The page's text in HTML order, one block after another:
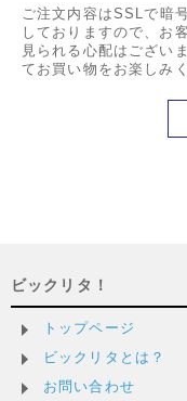
ご注文内容はSSLで暗
しておりますので、お
見られる心配はござい
てお買い物をお楽しみ
ビックリタ！
トップページ
ビックリタとは？
お問い合わせ